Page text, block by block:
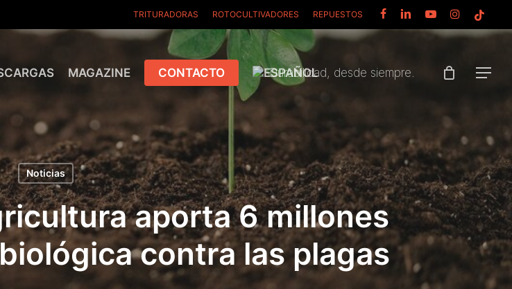
FACEBOOKLINKEDINYOUTUBEINSTAGRAM
TIKTOK
TRITURADORAS ROTOCULTIVADORES REPUESTOS
MAGAZINE CONTACTO Durabilidad, desde siempre. Menu
Noticias
aporta 6 millones
contra las plagas